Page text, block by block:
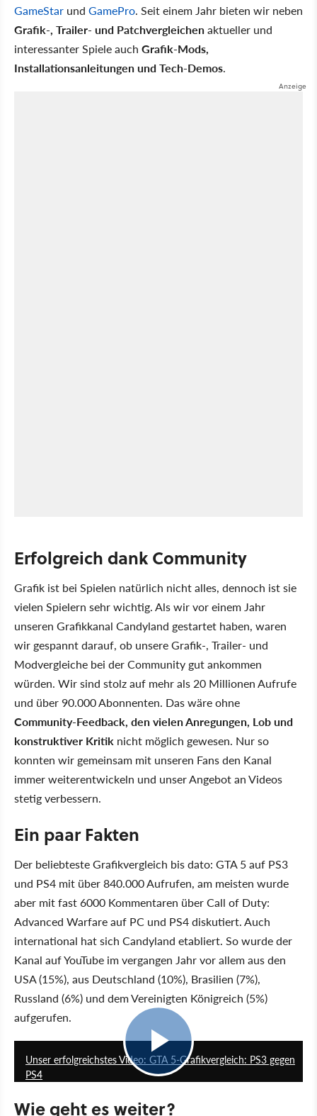
GameStar und GamePro. Seit einem Jahr bieten wir neben
Grafik-, Trailer- und Patchvergleichenaktueller und
interessanter Spiele auch Grafik-Mods,
Installationsanleitungen und Tech-Demos.
Erfolgreich dank Community
Grafik ist bei Spielen natürlich nicht alles, dennoch ist sie
vielen Spielern sehr wichtig. Als wir vor einem Jahr
unseren Grafikkanal Candyland gestartet haben, waren
wir gespannt darauf, ob unsere Grafik-, Trailer- und
Modvergleiche bei der Community gut ankommen
würden. Wir sind stolz auf mehr als 20 Millionen Aufrufe
und über 90.000 Abonnenten. Das wäre ohne
Community-Feedback, den vielen Anregungen, Lob und
konstruktiver Kritik nicht möglich gewesen. Nur so
konnten wir gemeinsam mit unseren Fans den Kanal
immer weiterentwickeln und unser Angebot an Videos
stetig verbessern.
Ein paar Fakten
Der beliebteste Grafikvergleich bis dato: GTA 5 auf PS3
und PS4 mit über 840.000 Aufrufen, am meisten wurde
aber mit fast 6000 Kommentaren über Call of Duty:
Advanced Warfare auf PC und PS4 diskutiert. Auch
international hat sich Candyland etabliert. So wurde der
Kanal auf YouTube im vergangen Jahr vor allem aus den
USA (15%), aus Deutschland (10%), Brasilien (7%),
Russland (6%) und dem Vereinigten Königreich (5%)
aufgerufen.
Unser erfolgreichstes Video: GTA 5-Grafikvergleich: PS3 gegen
PS4
Wie geht es weiter?